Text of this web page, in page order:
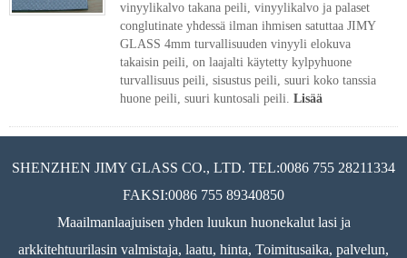
vinyylikalvo takana peili, vinyylikalvo ja palaset
conglutinate yhdessä ilman ihmisen satuttaa JIMY
GLASS 4mm turvallisuuden vinyyli elokuva
takaisin peili, on laajalti käytetty kylpyhuone
turvallisuus peili, sisustus peili, suuri koko tanssia
huone peili, suuri kuntosali peili. Lisää
SHENZHEN JIMY GLASS CO., LTD. TEL:0086 755 28211334
FAKSI:0086 755 89340850
Maailmanlaajuisen yhden luukun huonekalut lasi ja
arkkitehtuurilasin valmistaja, laatu, hinta, Toimitusaika, palvelun,